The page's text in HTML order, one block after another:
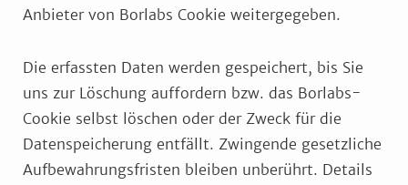
Anbieter von Borlabs Cookie weitergegeben.
Die erfassten Daten werden gespeichert, bis Sie
uns zur Löschung auffordern bzw. das Borlabs-
Cookie selbst löschen oder der Zweck für die
Datenspeicherung entfällt. Zwingende gesetzliche
Aufbewahrungsfristen bleiben unberührt. Details